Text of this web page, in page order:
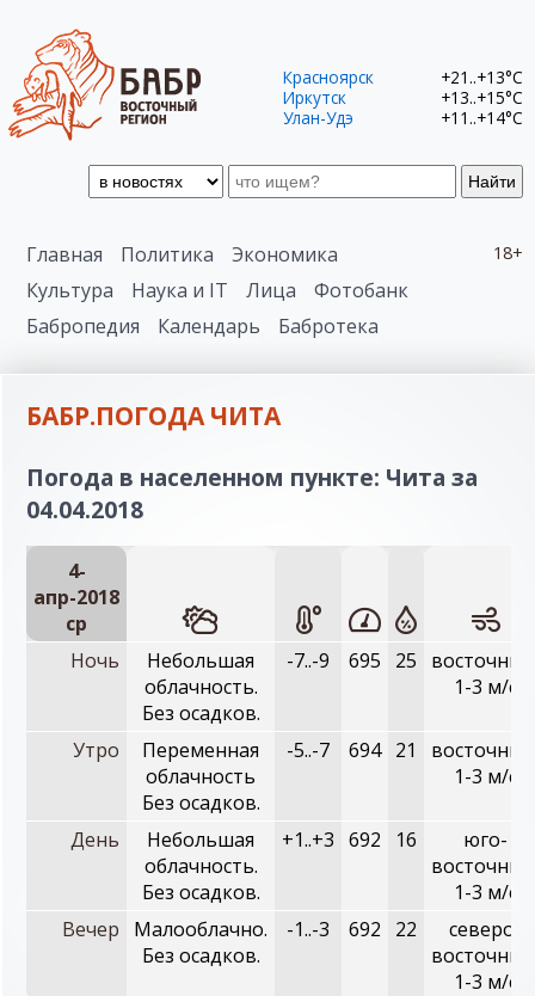
Найти
Красноярск
+21..+13°C
Иркутск
+13..+15°C
Улан-Удэ
+11..+14°C
18+
Главная Политика
Экономика
Культура
Наука и IT Лица
Фотобанк
Бабропедия
Календарь Бабротека
БАБР.ПОГОДА ЧИТА
Погода в населенном пункте: Чита за
04.04.2018
4-
апр-2018
ср
Ночь
Небольшая
облачность.
Без осадков.
-7..-9 695 25
1-3 м/с
Утро
Переменная
облачность
Без осадков.
-5..-7 694 21
1-3 м/с
День
Небольшая
облачность.
Без осадков.
+1..+3 692 16
юго-
1-3 м/с
Вечер
Малооблачно.
Без осадков.
-1..-3 692 22
северо-
1-3 м/с